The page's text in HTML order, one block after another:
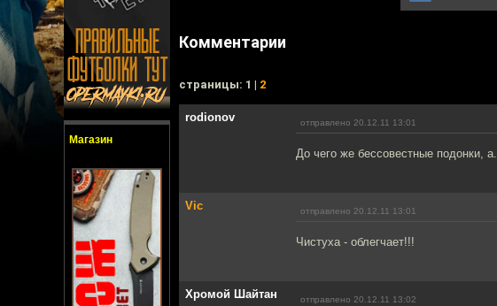
Магазин
Комментарии
cтраницы: 1 | 2
rodionov отправлено 20.12.11 13:01
До чего же бессовестные подонки, а.
Vic отправлено 20.12.11 13:01
Чистуха - облегчает!!!
Хромой Шайтан отправлено 20.12.11 13:02